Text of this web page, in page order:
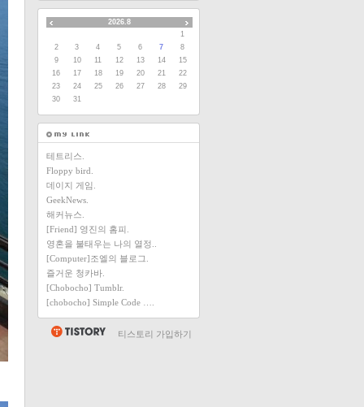
2026.8
1
2
3 4 5 6 7
8
9
10 11 12 13 14
15
16
17 18 19 20 21
22
23
24 25 26 27 28
29
30
31
테트리스.
Floppy bird.
데이지 게임.
GeekNews.
해커뉴스.
[Friend] 영진의 홈피.
영혼을 불태우는 나의 열정..
[Computer]조엘의 블로그.
즐거운 청카바.
[Chobocho] Tumblr.
[chobocho] Simple Code ….
티스토리 가입하기